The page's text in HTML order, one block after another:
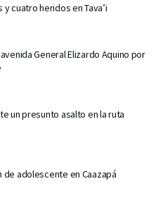
cuatro heridos en Tava’i
General Elizardo Aquino por
un presunto asalto en la ruta
adolescente en Caazapá